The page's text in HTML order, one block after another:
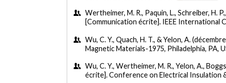
Wertheimer, M. R., Paquin, L., Schreiber, H.
[Communication écrite]. IEEE International
Wu, C. Y., Quach, H. T., & Yelon, A.
Magnetic Materials-1975, Philadelphia, PA,
Wu, C. Y., Wertheimer, M. R., Yelon, A.,
écrite]. Conference on Electrical Insulation